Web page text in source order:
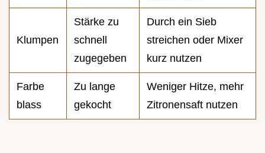
Klumpen
Stärke zu
schnell
zugegeben
Durch ein Sieb
streichen oder Mixer
kurz nutzen
Farbe
blass
Zu lange
gekocht
Weniger Hitze, mehr
Zitronensaft nutzen